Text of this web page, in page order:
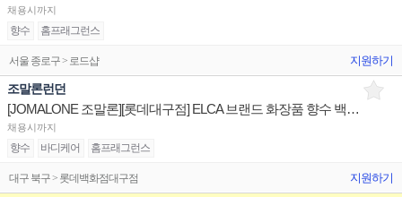
채용시까지
향수 홈프래그런스
서울 종로구 > 로드샵 지원하기
조말론런던
[JOMALONE 조말론][롯데대구점] ELCA 브랜드 화장품 향수 백화점 매장 채용
채용시까지
향수 바디케어 홈프래그런스
대구 북구 > 롯데백화점대구점 지원하기